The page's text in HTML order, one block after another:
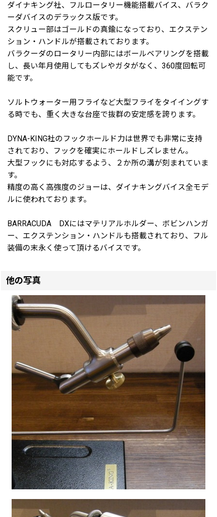
ダイナキング社、フルロータリー機能搭載バイス、バラク
ーダバイスのデラックス版です。
スクリュー部はゴールドの真鍮になっており、エクステン
ション・ハンドルが搭載されております。
バラクーダのロータリー内部にはボールベアリングを搭載
し、長い年月使用してもズレやガタがなく、360度回転可
能です。
ソルトウォーター用フライなど大型フライをタイイングす
る時でも、重く大きな台座で抜群の安定感を誇ります。
DYNA-KING社のフックホールド力は世界でも非常に支持
されており、フックを確実にホールドしズレません。
大型フックにも対応するよう、２か所の溝が刻まれていま
す。
精度の高く高強度のジョーは、ダイナキングバイス全モデ
ルに使われております。
BARRACUDA DXにはマテリアルホルダー、ボビンハンガ
ー、エクステンション・ハンドルも搭載されており、フル
装備の末永く使って頂けるバイスです。
他の写真